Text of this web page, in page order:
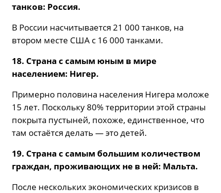
танков: Россия.
В России насчитывается 21 000 танков, на
втором месте США с 16 000 танками.
18. Страна с самым юным в мире
населением: Нигер.
Примерно половина населения Нигера моложе
15 лет. Поскольку 80% территории этой страны
покрыта пустыней, похоже, единственное, что
там остаётся делать — это детей.
19. Страна с самым большим количеством
граждан, проживающих не в ней: Мальта.
После нескольких экономических кризисов в